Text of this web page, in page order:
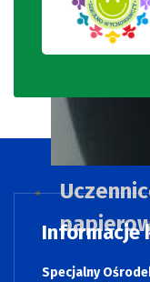
Informacje
Specjalny